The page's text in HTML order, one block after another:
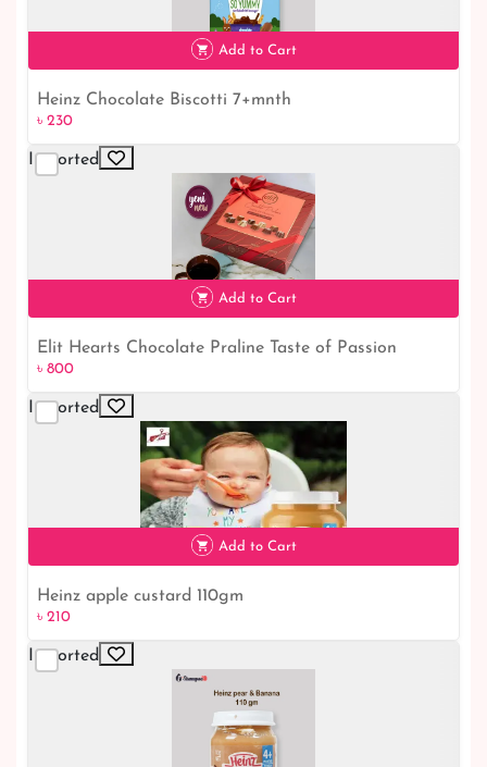
৳ 230
Add to Cart
Heinz Chocolate Biscotti 7+mnth
৳ 230
Imported
৳ 800
Add to Cart
Elit Hearts Chocolate Praline Taste of Passion
৳ 800
Imported
Add to Cart
Heinz apple custard 110gm
৳ 210
Imported